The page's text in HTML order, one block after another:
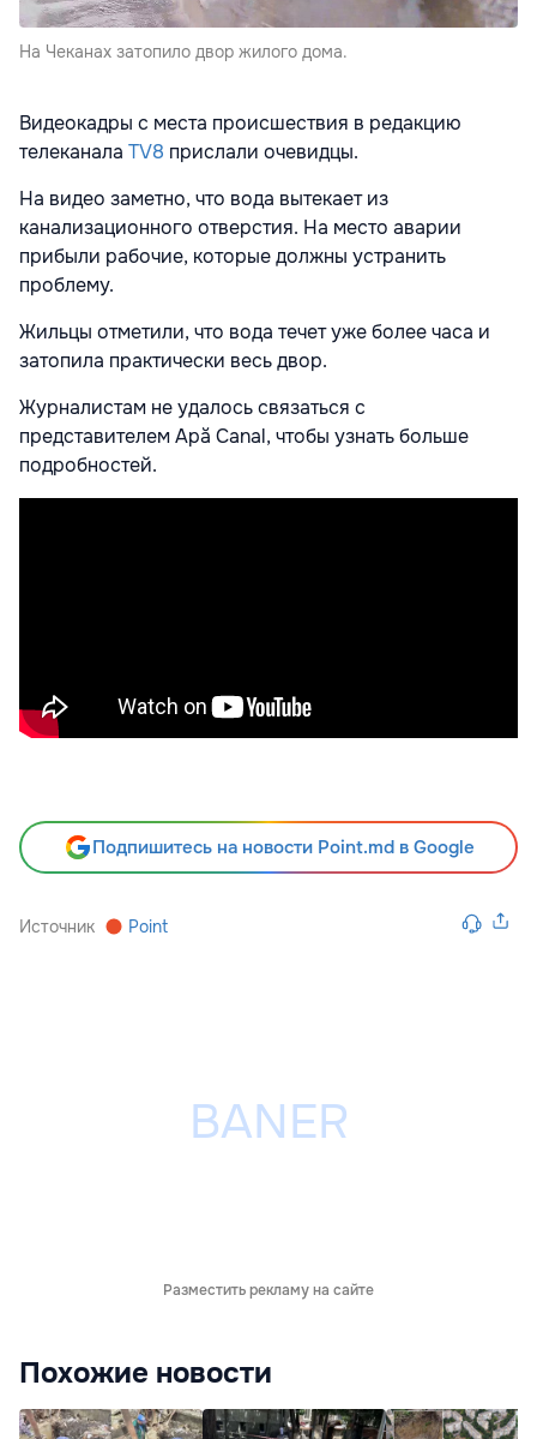
На Чеканах затопило двор жилого дома.
Видеокадры с места происшествия в редакцию
телеканала TV8 прислали очевидцы.
На видео заметно, что вода вытекает из
канализационного отверстия. На место аварии
прибыли рабочие, которые должны устранить
проблему.
Жильцы отметили, что вода течет уже более часа и
затопила практически весь двор.
Журналистам не удалось связаться с
представителем Apă Canal, чтобы узнать больше
подробностей.
Подпишитесь на новости Point.md в Google
Источник Point
Разместить рекламу на сайте
Похожие новости